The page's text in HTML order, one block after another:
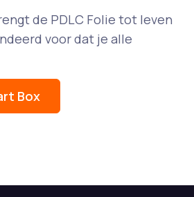
de PDLC Folie tot leven
voor dat je alle
Box